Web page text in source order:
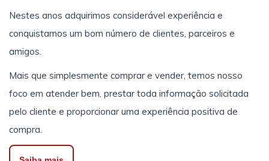
Nestes anos adquirimos considerável experiência e
conquistamos um bom número de clientes, parceiros e
amigos.
Mais que simplesmente comprar e vender, temos nosso
foco em atender bem, prestar toda informação solicitada
pelo cliente e proporcionar uma experiência positiva de
compra.